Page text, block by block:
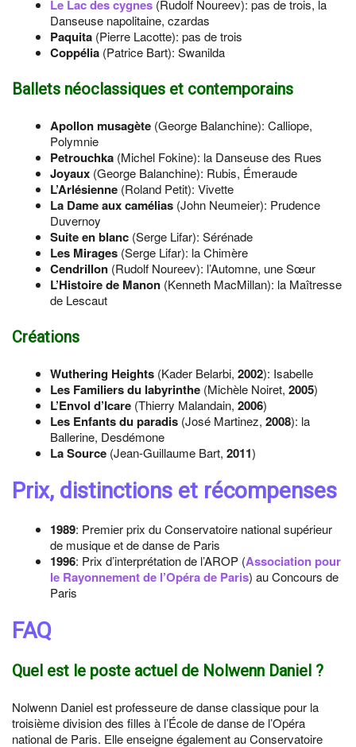
Le Lac des cygnes (Rudolf Noureev): pas de trois, la
Danseuse napolitaine, czardas
Paquita (Pierre Lacotte): pas de trois
Coppélia (Patrice Bart): Swanilda
Ballets néoclassiques et contemporains
Apollon musagète (George Balanchine): Calliope,
Polymnie
Petrouchka (Michel Fokine): la Danseuse des Rues
Joyaux (George Balanchine): Rubis, Émeraude
L’Arlésienne (Roland Petit): Vivette
La Dame aux camélias (John Neumeier): Prudence
Duvernoy
Suite en blanc (Serge Lifar): Sérénade
Les Mirages (Serge Lifar): la Chimère
Cendrillon (Rudolf Noureev): l’Automne, une Sœur
L’Histoire de Manon (Kenneth MacMillan): la Maîtresse
de Lescaut
Créations
Wuthering Heights (Kader Belarbi, 2002): Isabelle
Les Familiers du labyrinthe (Michèle Noiret, 2005)
L’Envol d’Icare (Thierry Malandain, 2006)
Les Enfants du paradis (José Martinez, 2008): la
Ballerine, Desdémone
La Source (Jean-Guillaume Bart, 2011)
Prix, distinctions et récompenses
1989: Premier prix du Conservatoire national supérieur
de musique et de danse de Paris
1996: Prix d’interprétation de l’AROP (Association pour
le Rayonnement de l’Opéra de Paris) au Concours de
Paris
FAQ
Quel est le poste actuel de Nolwenn Daniel ?
Nolwenn Daniel est professeure de danse classique pour la
troisième division des filles à l’École de danse de l’Opéra
national de Paris. Elle enseigne également au Conservatoire